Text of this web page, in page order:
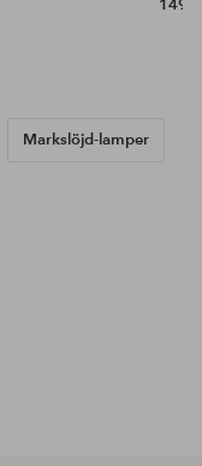
149
Markslöjd-lamper